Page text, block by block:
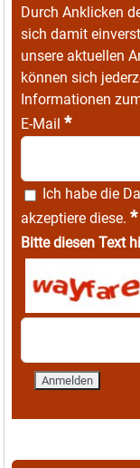
Durch Anklicken
sich damit
unsere aktuellen
können sich
Informationen
E-Mail *
Ich habe die
akzeptiere diese. *
Bitte diesen Text